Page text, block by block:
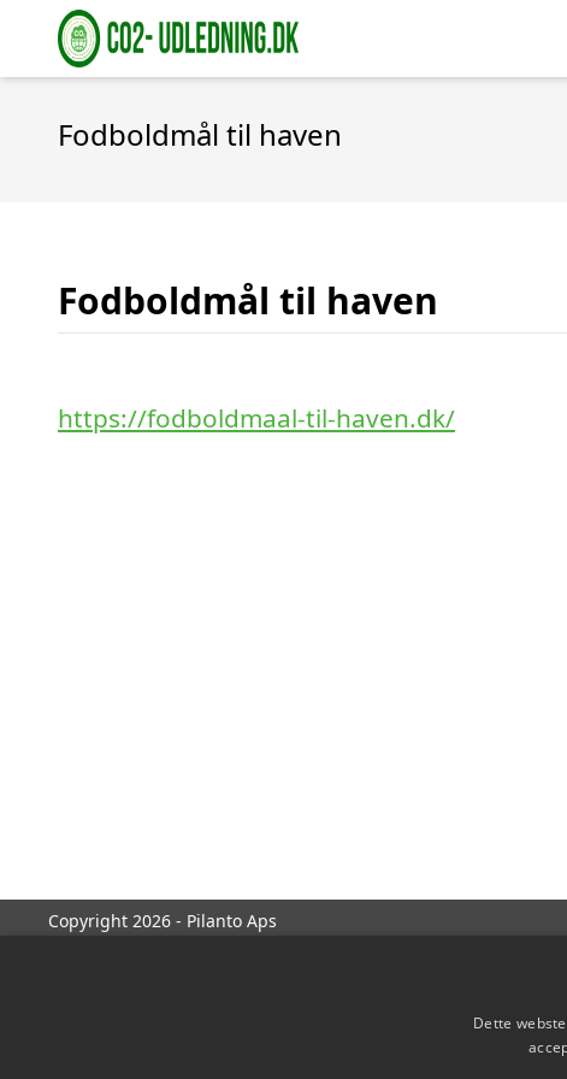
Fodboldmål til haven
Fodboldmål til haven
https://fodboldmaal-til-haven.dk/
Copyright 2026 - Pilanto Aps
Dette